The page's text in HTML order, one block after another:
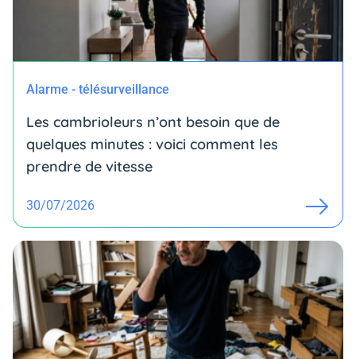
Alarme - télésurveillance
Les cambrioleurs n’ont besoin que de
quelques minutes : voici comment les
prendre de vitesse
30/07/2026